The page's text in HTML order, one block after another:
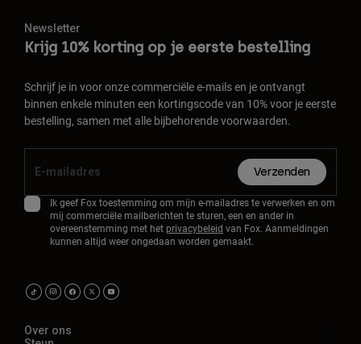
Newsletter
Krijg 10% korting op je eerste bestelling
Schrijf je in voor onze commerciële e-mails en je ontvangt
binnen enkele minuten een kortingscode van 10% voor je eerste
bestelling, samen met alle bijbehorende voorwaarden.
Verzenden
Ik geef Fox toestemming om mijn e-mailadres te verwerken en om
mij commerciële mailberichten te sturen, een en ander in
overeenstemming met het privacybeleid van Fox. Aanmeldingen
kunnen altijd weer ongedaan worden gemaakt.
Over ons